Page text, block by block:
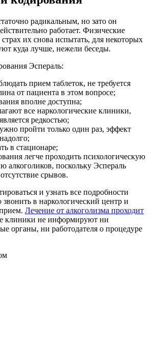
радикальным, но зато он
работает. Физические
страх их снова испытать, для некоторых
куда лучше, нежели беседы.
Эспераль:
прием таблеток, не требуется
от пациента в этом вопросе;
вполне доступна;
все наркологические клиники,
редкостью;
пройти только один раз, эффект
в стационаре;
легче проходить психологическую
алкоголиков, поскольку Эспераль
срывов.
и узнать все подробности
в наркологический центр и
Лечение от алкоголизма проходит
клиники не информируют ни
органы, ни работодателя о процедуре